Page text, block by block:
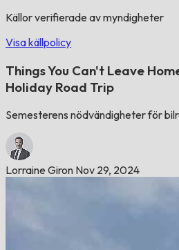
Källor verifierade av myndigheter
Visa källpolicy
Things You Can't Leave
Holiday Road Trip
Semesterens nödvändigheter för
Lorraine Giron Nov 29, 2024